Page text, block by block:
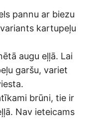
pannu ar biezu
kartupeļu
augu eļļā. Lai
garšu, variet
brūni, tie ir
Nav ieteicams